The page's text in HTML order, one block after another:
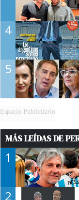
4
5
Espacio Publicitario
MÁS LEÍDAS DE
1
2